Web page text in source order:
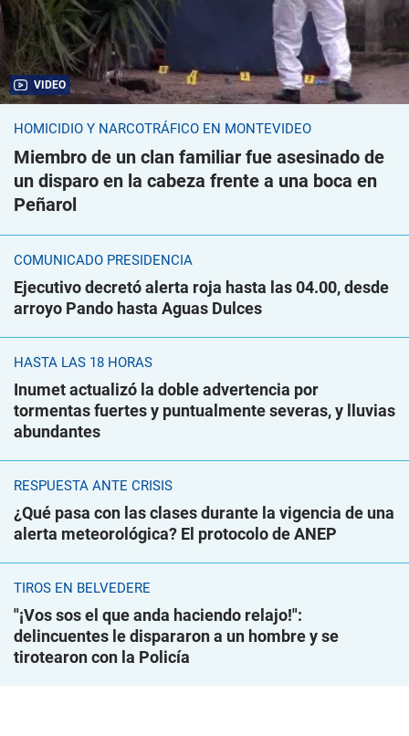
VIDEO
HOMICIDIO Y NARCOTRÁFICO EN MONTEVIDEO
Miembro de un clan familiar fue asesinado de
un disparo en la cabeza frente a una boca en
Peñarol
COMUNICADO PRESIDENCIA
Ejecutivo decretó alerta roja hasta las 04.00, desde
arroyo Pando hasta Aguas Dulces
HASTA LAS 18 HORAS
Inumet actualizó la doble advertencia por
tormentas fuertes y puntualmente severas, y lluvias
abundantes
RESPUESTA ANTE CRISIS
¿Qué pasa con las clases durante la vigencia de una
alerta meteorológica? El protocolo de ANEP
TIROS EN BELVEDERE
"¡Vos sos el que anda haciendo relajo!":
delincuentes le dispararon a un hombre y se
tirotearon con la Policía